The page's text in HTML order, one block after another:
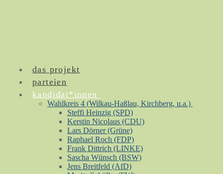
Menü
Schließendas projekt
parteien
kandidat*innen
Wahlkreis 4 (Wilkau-Haßlau, Kirchberg, u.a.)
Steffi Heinzig (SPD)
Kerstin Nicolaus (CDU)
Lars Dörner (Grüne)
Raphael Roch (FDP)
Frank Dittrich (LINKE)
Sascha Wünsch (BSW)
Jens Breitfeld (AfD)